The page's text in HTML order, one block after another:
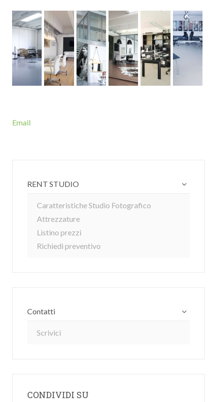
Email
RENT STUDIO
Caratteristiche Studio Fotografico
Attrezzature
Listino prezzi
Richiedi preventivo
Contatti
Scrivici
CONDIVIDI SU